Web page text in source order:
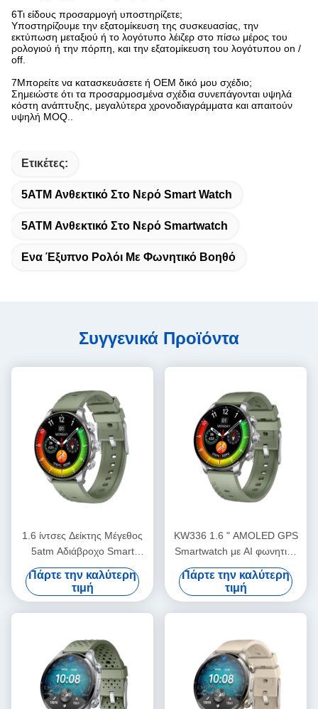
6Τι είδους προσαρμογή υποστηρίζετε;
Υποστηρίζουμε την εξατομίκευση της συσκευασίας, την
εκτύπωση μεταξιού ή το λογότυπο λέιζερ στο πίσω μέρος του
ρολογιού ή την πόρπη, και την εξατομίκευση του λογότυπου on /
off.
7Μπορείτε να κατασκευάσετε ή OEM δικό μου σχέδιο;
Σημειώστε ότι τα προσαρμοσμένα σχέδια συνεπάγονται υψηλά
κόστη ανάπτυξης, μεγαλύτερα χρονοδιαγράμματα και απαιτούν
υψηλή MOQ..
Ετικέτες:
5ATM Ανθεκτικό Στο Νερό Smart Watch
5ATM Ανθεκτικό Στο Νερό Smartwatch
Ενα Έξυπνο Ρολόι Με Φωνητικό Βοηθό
Συγγενικά Προϊόντα
1.6 ίντσες Δείκτης Μέγεθος
5atm Αδιάβροχο Smart
Watch με προαιρετικά
αισθητήρες 6 αξόνων
Πάρτε την καλύτερη
τιμή
KW336 1.6 " AMOLED GPS
Smartwatch με AI φωνητικό
βοηθό Bluetooth κλήση
Πάρτε την καλύτερη
τιμή